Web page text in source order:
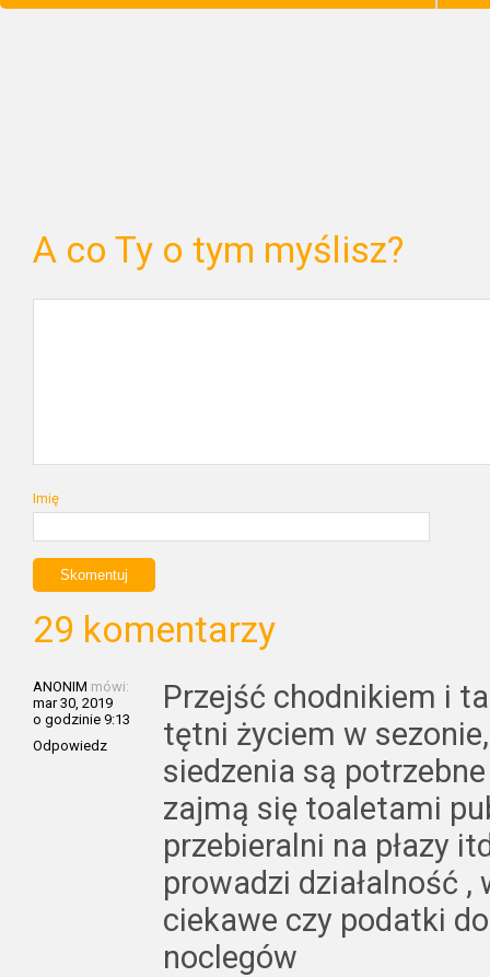
A co Ty o tym myślisz?
Imię
29 komentarzy
ANONIM mówi:
mar 30, 2019
o godzinie 9:13
Odpowiedz
Przejść chodnikiem i
tętni życiem w
siedzenia są
zajmą się toaletami
przebieralni na płazy
prowadzi działalność
ciekawe czy podatki
noclegów